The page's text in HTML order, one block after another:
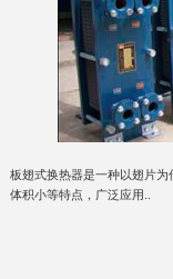
板翅式换热器是一种以翅片为
体积小等特点，广泛应用..